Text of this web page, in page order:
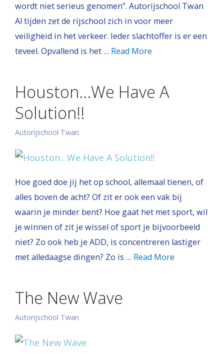
wordt niet serieus genomen”. Autorijschool Twan
Al tijden zet de rijschool zich in voor meer
veiligheid in het verkeer. Ieder slachtoffer is er een
teveel. Opvallend is het … Read More
Houston…We Have A
Solution!!
Autorijschool Twan
Hoe goed doe jij het op school, allemaal tienen, of
alles boven de acht? Of zit er ook een vak bij
waarin je minder bent? Hoe gaat het met sport, wil
je winnen of zit je wissel of sport je bijvoorbeeld
niet? Zo ook heb je ADD, is concentreren lastiger
met alledaagse dingen? Zo is … Read More
The New Wave
Autorijschool Twan